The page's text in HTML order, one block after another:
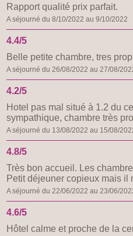
Rapport qualité prix parfait.
A séjourné du 8/10/2022 au 9/10/2022
4.4/5
Belle petite chambre, tres
A séjourné du 26/08/2022 au 27/08/
4.2/5
Hotel pas mal situé à 1.2 du
sympathique, chambre très
A séjourné du 13/08/2022 au 15/08/
4.8/5
Très bon accueil. Les
Petit déjeuner copieux mais il
A séjourné du 22/06/2022 au 23/06/
4.6/5
Hôtel calme et proche de la